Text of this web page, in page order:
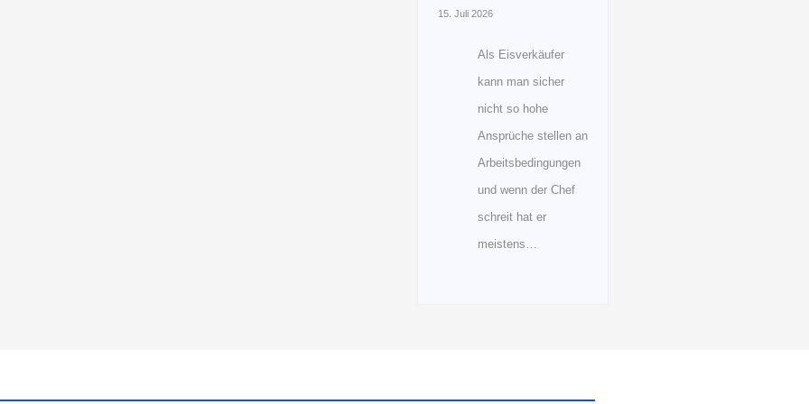
15. Juli 2026
Als Eisverkäufer
kann man sicher
nicht so hohe
Ansprüche stellen an
Arbeitsbedingungen
und wenn der Chef
schreit hat er
meistens…